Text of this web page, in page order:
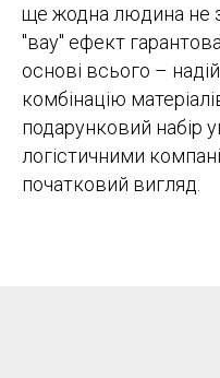
ще жодна людина не
"вау" ефект
основі всього –
комбінацію
подарунковий набір
логістичними
початковий вигляд.